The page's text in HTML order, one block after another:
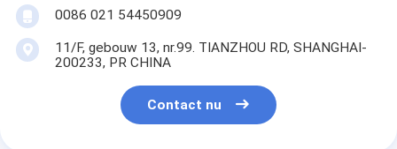
0086 021 54450909
11/F, gebouw 13, nr.99. TIANZHOU RD, SHANGHAI-
200233, PR CHINA
Contact nu